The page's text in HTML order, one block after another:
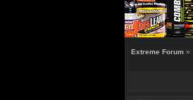
Extreme Forum »